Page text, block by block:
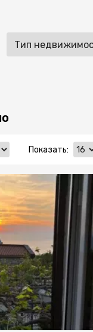
Показать: